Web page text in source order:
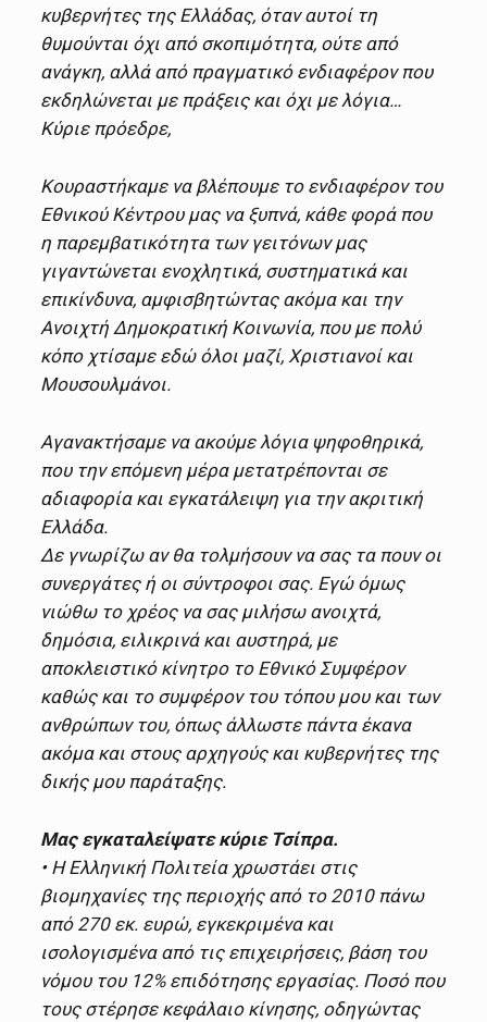
κυβερνήτες της Ελλάδας, όταν αυτοί τη
θυμούνται όχι από σκοπιμότητα, ούτε από
ανάγκη, αλλά από πραγματικό ενδιαφέρον που
εκδηλώνεται με πράξεις και όχι με λόγια…
Κύριε πρόεδρε,
Κουραστήκαμε να βλέπουμε το ενδιαφέρον του
Εθνικού Κέντρου μας να ξυπνά, κάθε φορά που
η παρεμβατικότητα των γειτόνων μας
γιγαντώνεται ενοχλητικά, συστηματικά και
επικίνδυνα, αμφισβητώντας ακόμα και την
Ανοιχτή Δημοκρατική Κοινωνία, που με πολύ
κόπο χτίσαμε εδώ όλοι μαζί, Χριστιανοί και
Μουσουλμάνοι.
Αγανακτήσαμε να ακούμε λόγια ψηφοθηρικά,
που την επόμενη μέρα μετατρέπονται σε
αδιαφορία και εγκατάλειψη για την ακριτική
Ελλάδα.
Δε γνωρίζω αν θα τολμήσουν να σας τα πουν οι
συνεργάτες ή οι σύντροφοι σας. Εγώ όμως
νιώθω το χρέος να σας μιλήσω ανοιχτά,
δημόσια, ειλικρινά και αυστηρά, με
αποκλειστικό κίνητρο το Εθνικό Συμφέρον
καθώς και το συμφέρον του τόπου μου και των
ανθρώπων του, όπως άλλωστε πάντα έκανα
ακόμα και στους αρχηγούς και κυβερνήτες της
δικής μου παράταξης.
Μας εγκαταλείψατε κύριε Τσίπρα.
• Η Ελληνική Πολιτεία χρωστάει στις
βιομηχανίες της περιοχής από το 2010 πάνω
από 270 εκ. ευρώ, εγκεκριμένα και
ισολογισμένα από τις επιχειρήσεις, βάση του
νόμου του 12% επιδότησης εργασίας. Ποσό που
τους στέρησε κεφάλαιο κίνησης, οδηγώντας